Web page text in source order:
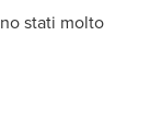
stati molto